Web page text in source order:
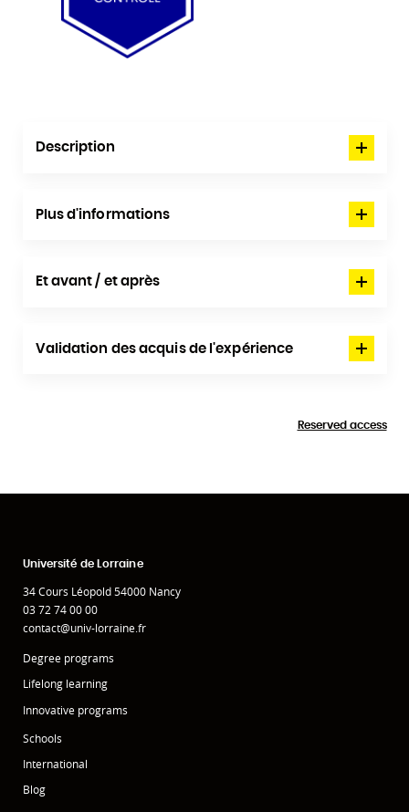
Description
Plus d'informations
Et avant / et après
Validation des acquis de l'expérience
Reserved access
Université de Lorraine
34 Cours Léopold 54000 Nancy
03 72 74 00 00
contact@univ-lorraine.fr
Degree programs
Lifelong learning
Innovative programs
Schools
International
Blog